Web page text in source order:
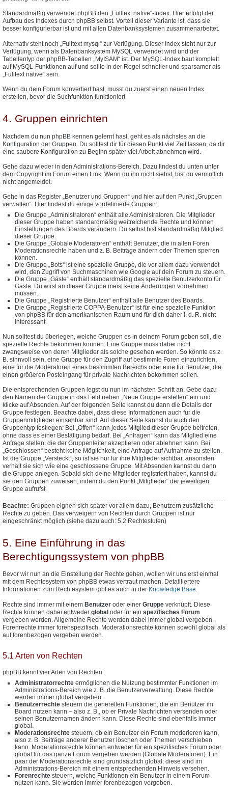
Standardmäßig verwendet phpBB den „Fulltext native“-Index. Hier erfolgt der
Aufbau des Indexes durch phpBB selbst. Vorteil dieser Variante ist, dass sie
besser konfigurierbar ist und mit allen Datenbanksystemen zusammenarbeitet.
Alternativ steht noch „Fulltext mysql“ zur Verfügung. Dieser Index steht nur zur
Verfügung, wenn als Datenbanksystem MySQL verwendet wird und der
Tabellentyp der phpBB-Tabellen „MyISAM“ ist. Der MySQL-Index baut komplett
auf MySQL-Funktionen auf und sollte in der Regel schneller und sparsamer als
„Fulltext native“ sein.
Wenn du dein Forum konvertiert hast, musst du zuerst einen neuen Index
erstellen, bevor die Suchfunktion funktioniert.
4. Gruppen einrichten
Nachdem du nun phpBB kennen gelernt hast, geht es als nächstes an die
Konfiguration der Gruppen. Du solltest dir für diesen Punkt viel Zeit lassen, da dir
eine saubere Konfiguration zu Beginn später viel Arbeit abnehmen wird.
Gehe dazu wieder in den Administrations-Bereich. Dazu findest du unten unter
dem Copyright im Forum einen Link. Wenn du ihn nicht siehst, bist du vermutlich
nicht angemeldet.
Gehe in das Register „Benutzer und Gruppen“ und hier auf den Punkt „Gruppen
verwalten“. Hier findest du einige vordefinierte Gruppen:
Die Gruppe „Administratoren“ enthält alle Administratoren. Die Mitglieder
dieser Gruppe haben standardmäßig weitreichende Rechte und können
Einstellungen des Boards verändern. Du selbst bist standardmäßig Mitglied
dieser Gruppe.
Die Gruppe „Globale Moderatoren“ enthält Benutzer, die in allen Foren
Moderationsrechte haben und z. B. Beiträge ändern oder Themen sperren
können.
Die Gruppe „Bots“ ist eine spezielle Gruppe, die vor allem dazu verwendet
wird, den Zugriff von Suchmaschinen wie Google auf dein Forum zu steuern.
Die Gruppe „Gäste“ enthält standardmäßig das spezielle Benutzerkonto für
Gäste. Du wirst an dieser Gruppe meist keine Änderungen vornehmen
müssen.
Die Gruppe „Registrierte Benutzer“ enthält alle Benutzer des Boards.
Die Gruppe „Registrierte COPPA-Benutzer“ ist für eine spezielle Funktion
von phpBB für den amerikanischen Raum und für dich daher i. d. R. nicht
interessant.
Nun solltest du überlegen, welche Gruppen es in deinem Forum geben soll, die
spezielle Rechte bekommen können. Eine Gruppe muss dabei nicht
zwangsweise von deren Mitglieder als solche gesehen werden. So könnte es z.
B. sinnvoll sein, eine Gruppe für den Zugriff auf bestimmte Foren einzurichten,
eine für die Moderatoren eines bestimmten Bereichs oder eine für Benutzer, die
einen größeren Posteingang für private Nachrichten bekommen sollen.
Die entsprechenden Gruppen legst du nun im nächsten Schritt an. Gebe dazu
den Namen der Gruppe in das Feld neben „Neue Gruppe erstellen“ ein und
klicke auf Absenden. Auf der folgenden Seite kannst du dann die Details der
Gruppe festlegen. Beachte dabei, dass diese Informationen auch für die
Gruppenmitglieder einsehbar sind. Auf dieser Seite kannst du auch den
Gruppentyp festlegen: Bei „Offen“ kann jedes Mitglied dieser Gruppe beitreten,
ohne dass es einer Bestätigung bedarf. Bei „Anfragen“ kann das Mitglied eine
Anfrage stellen, die der Gruppenleiter akzeptieren oder ablehnen kann. Bei
„Geschlossen“ besteht keine Möglichkeit, eine Anfrage auf Aufnahme zu stellen.
Ist die Gruppe „Versteckt“, so ist sie nur für ihre Mitglieder sichtbar, ansonsten
verhält sie sich wie eine geschlossene Gruppe. Mit Absenden kannst du dann
die Gruppe anlegen. Sobald sich deine Mitglieder registriert haben, kannst du
sie den Gruppen zuweisen, indem du den Punkt „Mitglieder“ der jeweiligen
Gruppe aufrufst.
Beachte: Gruppen eignen sich später vor allem dazu, Benutzern zusätzliche
Rechte zu geben. Das verweigern von Rechten durch Gruppen ist nur
eingeschränkt möglich (siehe dazu auch: 5.2 Rechtestufen)
5. Eine Einführung in das
Berechtigungssystem von phpBB
Bevor wir nun an die Einstellung der Rechte gehen, wollen wir uns erst einmal
mit dem Rechtesystem von phpBB etwas vertraut machen. Detailliertere
Informationen zum Rechtesystem gibt es auch in der Knowledge Base.
Rechte sind immer mit einem Benutzer oder einer Gruppe verknüpft. Diese
Rechte können dabei entweder global oder für ein spezifisches Forum
vergeben werden. Allgemeine Rechte werden dabei immer global vergeben,
Forenrechte immer forenspezifisch. Moderationsrechte können sowohl global als
auf forenbezogen vergeben werden.
5.1 Arten von Rechten
phpBB kennt vier Arten von Rechten:
Administratorrechte ermöglichen die Nutzung bestimmter Funktionen im
Administrations-Bereich wie z. B. die Benutzerverwaltung. Diese Rechte
werden immer global vergeben.
Benutzerrechte steuern die generellen Funktionen, die ein Benutzer im
Board nutzen kann – also z. B., ob er Private Nachrichten versenden oder
seinen Benutzernamen ändern kann. Diese Rechte sind ebenfalls immer
global.
Moderationsrechte steuern, ob ein Benutzer ein Forum moderieren kann,
also z. B. Beiträge anderer Benutzer löschen oder Themen verschieben
kann. Moderationsrechte können entweder für ein spezifisches Forum oder
global für das ganze Forum vergeben werden (Globale Moderatoren). Ein
paar der Moderationsrechte sind grundsätzlich global; diese sind im
Administrations-Bereich mit einem entsprechenden Hinweis versehen.
Forenrechte steuern, welche Funktionen ein Benutzer in einem Forum
nutzen kann. Sie werden immer forenbezogen vergeben.